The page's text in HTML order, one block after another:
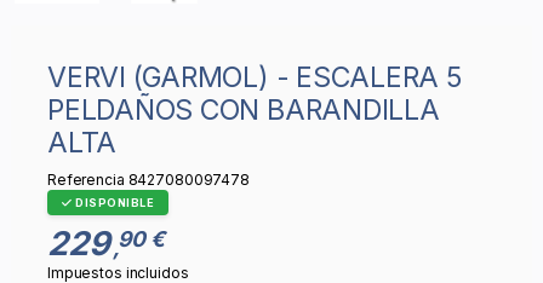
VERVI (GARMOL) - ESCALERA 5
PELDAÑOS CON BARANDILLA
ALTA
Referencia 8427080097478
DISPONIBLE
229,90 €
Impuestos incluidos